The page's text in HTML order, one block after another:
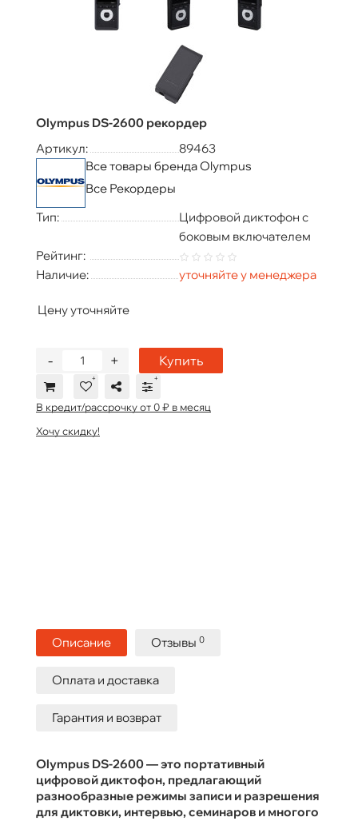
Olympus DS‐2600 рекордер
Артикул:
89463
Все товары бренда Olympus
Все Рекордеры
Тип:
Цифровой диктофон с
боковым включателем
Рейтинг:
Наличие:
уточняйте у менеджера
Цену уточняйте
+
- Купить
В кредит/рассрочку от 0 ₽ в месяц
Хочу скидку!
Описание Отзывы 0
Оплата и доставка
Гарантия и возврат
Olympus DS-2600 — это портативный
цифровой диктофон, предлагающий
разнообразные режимы записи и разрешения
для диктовки, интервью, семинаров и многого